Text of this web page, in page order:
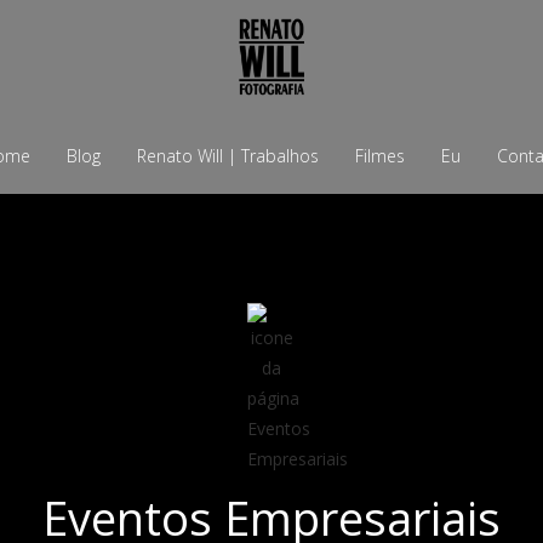
Blog Renato Will | Trabalhos Filmes Eu
Eventos Empresariais